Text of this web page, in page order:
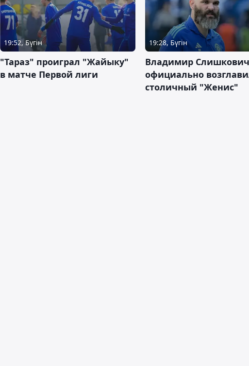
19:52, Бүгін
"Тараз" проиграл "Жайыку"
в матче Первой лиги
19:28, Бүгін
Владимир Слишкович
официально
столичный "Женис"